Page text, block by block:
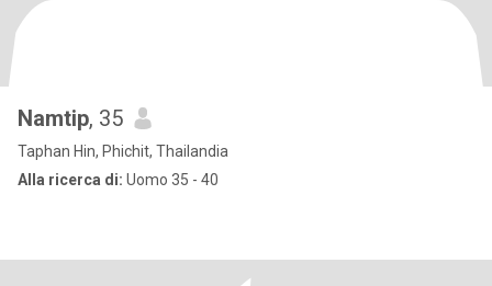
Namtip, 35
Taphan Hin, Phichit, Thailandia
Alla ricerca di: Uomo 35 - 40